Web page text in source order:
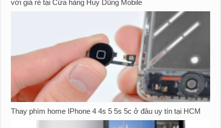
với giá rẻ tại Cửa hàng Huy Dũng Mobile
Thay phím home IPhone 4 4s 5 5s 5c ở đâu uy tín tại HCM